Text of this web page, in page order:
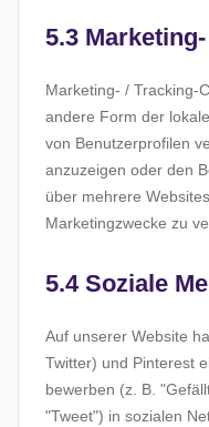
5.3
Marketing- / Tracking-
andere Form der
von Benutzerprofilen
anzuzeigen oder den
über mehrere
Marketingzwecke zu
5.4 Soziale
Auf unserer Website
Twitter) und Pinterest
bewerben (z. B.
"Tweet") in sozialen